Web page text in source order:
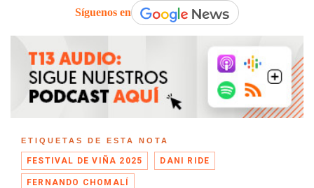
Síguenos en
ETIQUETAS DE ESTA NOTA
FESTIVAL DE VIÑA 2025 DANI RIDE
FERNANDO CHOMALÍ